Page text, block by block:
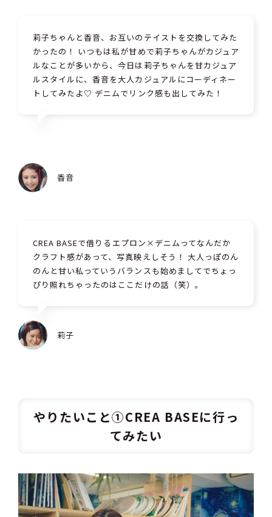
莉子ちゃんと香音、お互いのテイストを交換してみた
かったの！ いつもは私が甘めで莉子ちゃんがカジュア
ルなことが多いから、今日は莉子ちゃんを甘カジュア
ルスタイルに、香音を大人カジュアルにコーディネー
トしてみたよ♡ デニムでリンク感も出してみた！
香音
CREA BASEで借りるエプロン×デニムってなんだか
クラフト感があって、写真映えしそう！ 大人っぽのん
のんと甘い私っていうバランスも始めましてでちょっ
ぴり照れちゃったのはここだけの話（笑）。
莉子
やりたいこと①CREA BASEに行っ
てみたい